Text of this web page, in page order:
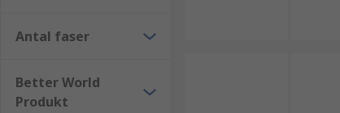
Antal faser
Better World
Produkt